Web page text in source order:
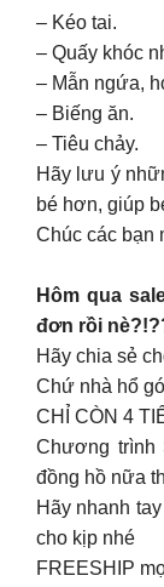
– Kéo tai.
– Quấy khóc
– Mẫn ngứa,
– Biếng ăn.
– Tiêu chảy.
Hãy lưu ý
bé hơn, giúp
Chúc các bạn
Hôm qua
đơn rồi
Hãy chia sẻ
Chứ nhà hổ
CHỈ CÒN 4
Chương trình
đồng hồ nữa
Hãy nhanh
cho kịp nhé
FREESHIP